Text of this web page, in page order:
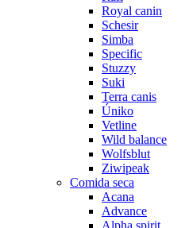
Royal canin
Schesir
Simba
Specific
Stuzzy
Suki
Terra canis
Úniko
Vetline
Wild balance
Wolfsblut
Ziwipeak
Comida seca
Acana
Advance
Alpha spirit